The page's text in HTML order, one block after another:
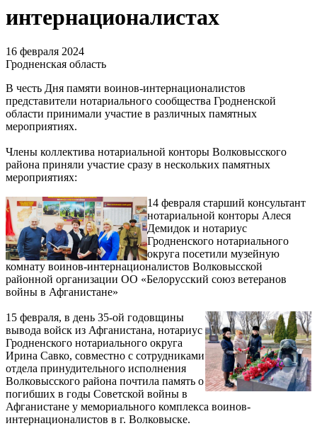
интернационалистах
16 февраля 2024
Гродненская область
В честь Дня памяти воинов-интернационалистов
представители нотариального сообщества Гродненской
области принимали участие в различных памятных
мероприятиях.
Члены коллектива нотариальной конторы Волковысского
района приняли участие сразу в нескольких памятных
мероприятиях:
14 февраля старший консультант
нотариальной конторы Алеся
Демидок и нотариус
Гродненского нотариального
округа посетили музейную
комнату воинов-интернационалистов Волковысской
районной организации ОО «Белорусский союз ветеранов
войны в Афганистане»
15 февраля, в день 35-ой годовщины
вывода войск из Афганистана, нотариус
Гродненского нотариального округа
Ирина Савко, совместно с сотрудниками
отдела принудительного исполнения
Волковысского района почтила память о
погибших в годы Советской войны в
Афганистане у мемориального комплекса воинов-
интернационалистов в г. Волковыске.